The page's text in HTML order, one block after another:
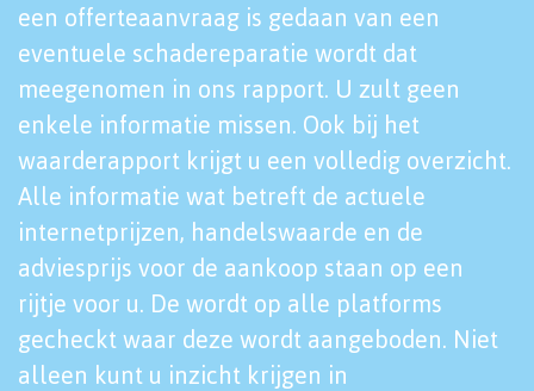
een offerteaanvraag is gedaan van een
eventuele schadereparatie wordt dat
meegenomen in ons rapport. U zult geen
enkele informatie missen. Ook bij het
waarderapport krijgt u een volledig overzicht.
Alle informatie wat betreft de actuele
internetprijzen, handelswaarde en de
adviesprijs voor de aankoop staan op een
rijtje voor u. De wordt op alle platforms
gecheckt waar deze wordt aangeboden. Niet
alleen kunt u inzicht krijgen in